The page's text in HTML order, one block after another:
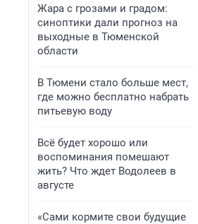
Жара с грозами и градом:
синоптики дали прогноз на
выходные в Тюменской
области
В Тюмени стало больше мест,
где можно бесплатно набрать
питьевую воду
Всё будет хорошо или
воспоминания помешают
жить? Что ждет Водолеев в
августе
«Сами кормите свои будущие